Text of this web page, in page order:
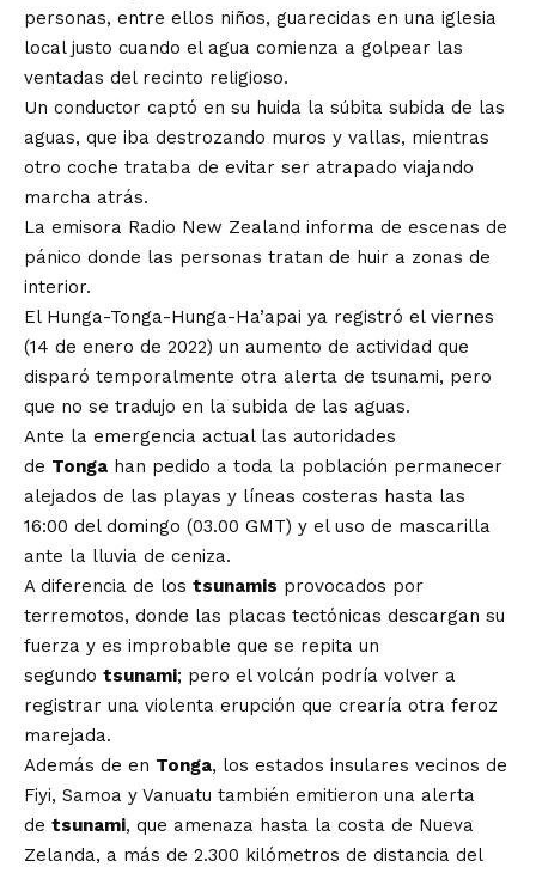
personas, entre ellos niños, guarecidas en una iglesia
local justo cuando el agua comienza a golpear las
ventadas del recinto religioso.
Un conductor captó en su huida la súbita subida de las
aguas, que iba destrozando muros y vallas, mientras
otro coche trataba de evitar ser atrapado viajando
marcha atrás.
La emisora Radio New Zealand informa de escenas de
pánico donde las personas tratan de huir a zonas de
interior.
El Hunga-Tonga-Hunga-Ha’apai ya registró el viernes
(14 de enero de 2022) un aumento de actividad que
disparó temporalmente otra alerta de tsunami, pero
que no se tradujo en la subida de las aguas.
Ante la emergencia actual las autoridades
de Tonga han pedido a toda la población permanecer
alejados de las playas y líneas costeras hasta las
16:00 del domingo (03.00 GMT) y el uso de mascarilla
ante la lluvia de ceniza.
A diferencia de los tsunamis provocados por
terremotos, donde las placas tectónicas descargan su
fuerza y es improbable que se repita un
segundo tsunami; pero el volcán podría volver a
registrar una violenta erupción que crearía otra feroz
marejada.
Además de en Tonga, los estados insulares vecinos de
Fiyi, Samoa y Vanuatu también emitieron una alerta
de tsunami, que amenaza hasta la costa de Nueva
Zelanda, a más de 2.300 kilómetros de distancia del